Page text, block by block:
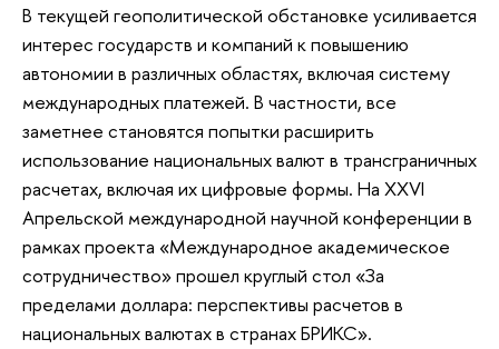
В текущей геополитической обстановке усиливается
интерес государств и компаний к повышению
автономии в различных областях, включая систему
международных платежей. В частности, все
заметнее становятся попытки расширить
использование национальных валют в трансграничных
расчетах, включая их цифровые формы. На XXVI
Апрельской международной научной конференции в
рамках проекта «Международное академическое
сотрудничество» прошел круглый стол «За
пределами доллара: перспективы расчетов в
национальных валютах в странах БРИКС».